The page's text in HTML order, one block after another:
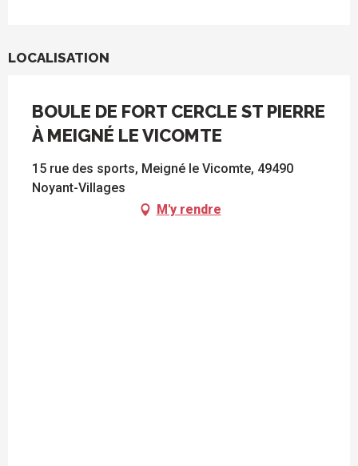
LOCALISATION
BOULE DE FORT CERCLE ST PIERRE
À MEIGNÉ LE VICOMTE
15 rue des sports, Meigné le Vicomte, 49490
Noyant-Villages
M'y rendre